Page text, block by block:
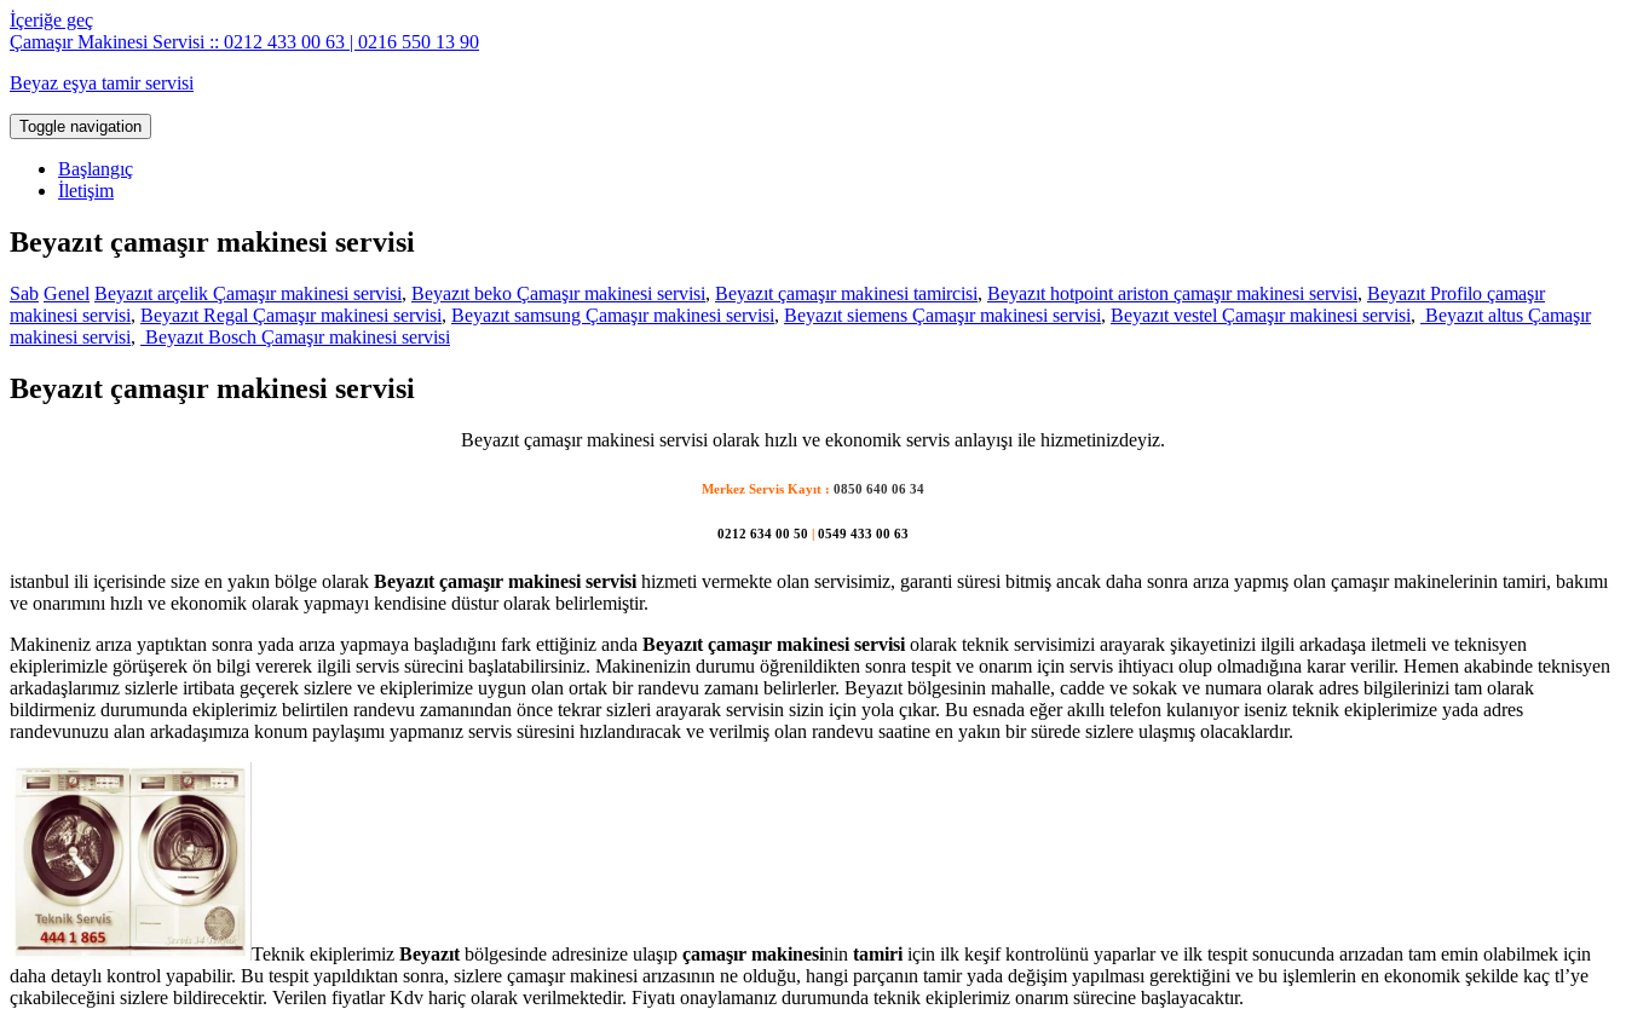
İçeriğe geç
Çamaşır Makinesi Servisi :: 0212 433 00 63 | 0216 550 13 90
Beyaz eşya tamir servisi
Toggle navigation
Başlangıç
İletişim
Beyazıt çamaşır makinesi servisi
Sab Genel Beyazıt arçelik Çamaşır makinesi servisi, Beyazıt beko Çamaşır makinesi servisi, Beyazıt çamaşır makinesi tamircisi, Beyazıt hotpoint ariston çamaşır makinesi servisi, Beyazıt Profilo çamaşır
makinesi servisi, Beyazıt Regal Çamaşır makinesi servisi, Beyazıt samsung Çamaşır makinesi servisi, Beyazıt siemens Çamaşır makinesi servisi, Beyazıt vestel Çamaşır makinesi servisi, Beyazıt altus Çamaşır
makinesi servisi, Beyazıt Bosch Çamaşır makinesi servisi
Beyazıt çamaşır makinesi servisi
Beyazıt çamaşır makinesi servisi olarak hızlı ve ekonomik servis anlayışı ile hizmetinizdeyiz.
Merkez Servis Kayıt : 0850 640 06 34
0212 634 00 50 | 0549 433 00 63
istanbul ili içerisinde size en yakın bölge olarak Beyazıt çamaşır makinesi servisi hizmeti vermekte olan servisimiz, garanti süresi bitmiş ancak daha sonra arıza yapmış olan çamaşır makinelerinin tamiri, bakımı
ve onarımını hızlı ve ekonomik olarak yapmayı kendisine düstur olarak belirlemiştir.
Makineniz arıza yaptıktan sonra yada arıza yapmaya başladığını fark ettiğiniz anda Beyazıt çamaşır makinesi servisi olarak teknik servisimizi arayarak şikayetinizi ilgili arkadaşa iletmeli ve teknisyen
ekiplerimizle görüşerek ön bilgi vererek ilgili servis sürecini başlatabilirsiniz. Makinenizin durumu öğrenildikten sonra tespit ve onarım için servis ihtiyacı olup olmadığına karar verilir. Hemen akabinde teknisyen
arkadaşlarımız sizlerle irtibata geçerek sizlere ve ekiplerimize uygun olan ortak bir randevu zamanı belirlerler. Beyazıt bölgesinin mahalle, cadde ve sokak ve numara olarak adres bilgilerinizi tam olarak
bildirmeniz durumunda ekiplerimiz belirtilen randevu zamanından önce tekrar sizleri arayarak servisin sizin için yola çıkar. Bu esnada eğer akıllı telefon kulanıyor iseniz teknik ekiplerimize yada adres
randevunuzu alan arkadaşımıza konum paylaşımı yapmanız servis süresini hızlandıracak ve verilmiş olan randevu saatine en yakın bir sürede sizlere ulaşmış olacaklardır.
Teknik ekiplerimiz Beyazıt bölgesinde adresinize ulaşıp çamaşır makinesinin tamiri için ilk keşif kontrolünü yaparlar ve ilk tespit sonucunda arızadan tam emin olabilmek için
daha detaylı kontrol yapabilir. Bu tespit yapıldıktan sonra, sizlere çamaşır makinesi arızasının ne olduğu, hangi parçanın tamir yada değişim yapılması gerektiğini ve bu işlemlerin en ekonomik şekilde kaç tl’ye
çıkabileceğini sizlere bildirecektir. Verilen fiyatlar Kdv hariç olarak verilmektedir. Fiyatı onaylamanız durumunda teknik ekiplerimiz onarım sürecine başlayacaktır.